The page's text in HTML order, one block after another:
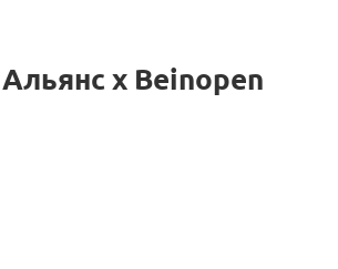
Альянс x Beinopen